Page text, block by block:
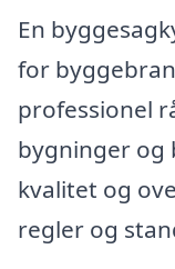
En
for
professionel
bygninger og
kvalitet og
regler og